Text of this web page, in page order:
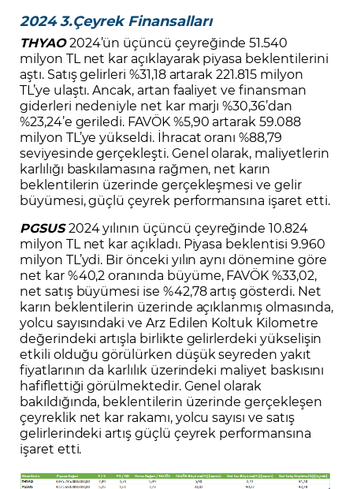
2024 3.Çeyrek Finansalları
THYAO2024’ün üçüncü çeyreğinde 51.540
milyon TL net kar açıklayarak piyasa beklentilerini
aştı. Satış gelirleri %31,18 artarak 221.815 milyon
TL’ye ulaştı. Ancak, artan faaliyet ve finansman
giderleri nedeniyle net kar marjı %30,36’dan
%23,24’e geriledi. FAVÖK %5,90 artarak 59.088
milyon TL’ye yükseldi. İhracat oranı %88,79
seviyesinde gerçekleşti. Genel olarak, maliyetlerin
karlılığı baskılamasına rağmen, net karın
beklentilerin üzerinde gerçekleşmesi ve gelir
büyümesi, güçlü çeyrek performansına işaret etti.
PGSUS2024 yılının üçüncü çeyreğinde 10.824
milyon TL net kar açıkladı. Piyasa beklentisi 9.960
milyon TL’ydi. Bir önceki yılın aynı dönemine göre
net kar %40,2 oranında büyüme, FAVÖK %33,02,
net satış büyümesi ise %42,78 artış gösterdi. Net
karın beklentilerin üzerinde açıklanmış olmasında,
yolcu sayısındaki ve Arz Edilen Koltuk Kilometre
değerindeki artışla birlikte gelirlerdeki yükselişin
etkili olduğu görülürken düşük seyreden yakıt
fiyatlarının da karlılık üzerindeki maliyet baskısını
hafiflettiği görülmektedir. Genel olarak
bakıldığında, beklentilerin üzerinde gerçekleşen
çeyreklik net kar rakamı, yolcu sayısı ve satış
gelirlerindeki artış güçlü çeyrek performansına
işaret etti.